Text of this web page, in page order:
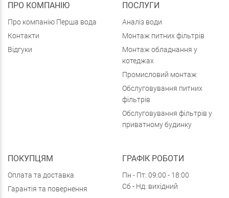
ПРО КОМПАНІЮ
Про компанію Перша вода
Контакти
Відгуки
ПОСЛУГИ
Аналіз води
Монтаж питних фільтрів
Монтаж обладнання у
котеджах
Промисловий монтаж
Обслуговування питних
фільтрів
Обслуговування фільтрів у
приватному будинку
ПОКУПЦЯМ
Оплата та доставка
Гарантія та повернення
ГРАФІК РОБОТИ
Пн - Пт: 09:00 - 18:00
Сб - Нд: вихідний